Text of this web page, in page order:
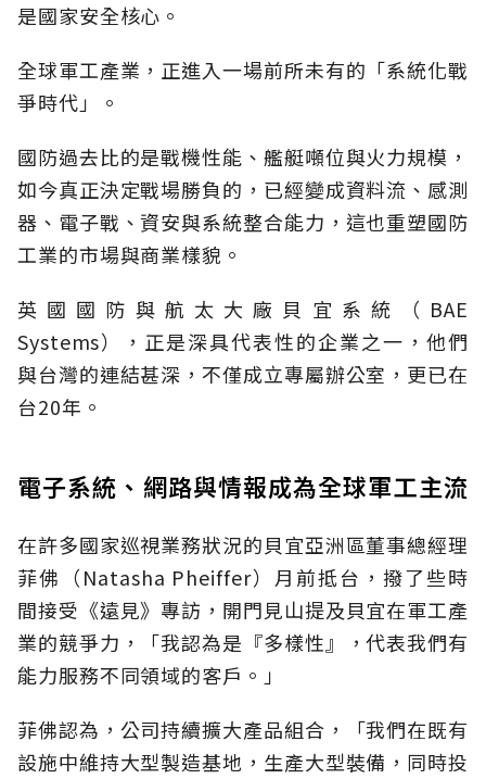
是國家安全核心。
全球軍工產業，正進入一場前所未有的「系統化戰
爭時代」。
國防過去比的是戰機性能、艦艇噸位與火力規模，
如今真正決定戰場勝負的，已經變成資料流、感測
器、電子戰、資安與系統整合能力，這也重塑國防
工業的市場與商業樣貌。
英國國防與航太大廠貝宜系統（BAE
Systems），正是深具代表性的企業之一，他們
與台灣的連結甚深，不僅成立專屬辦公室，更已在
台20年。
電子系統、網路與情報成為全球軍工主流
在許多國家巡視業務狀況的貝宜亞洲區董事總經理
菲佛（Natasha Pheiffer）月前抵台，撥了些時
間接受《遠見》專訪，開門見山提及貝宜在軍工產
業的競爭力，「我認為是『多樣性』，代表我們有
能力服務不同領域的客戶。」
菲佛認為，公司持續擴大產品組合，「我們在既有
設施中維持大型製造基地，生產大型裝備，同時投